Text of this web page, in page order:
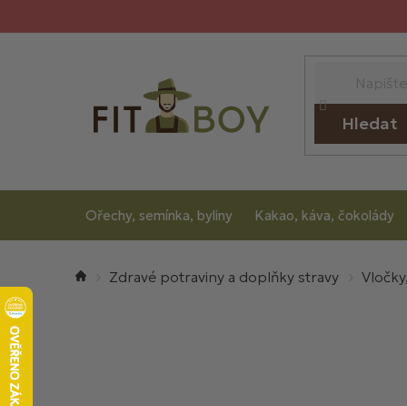
Hledat
Ořechy, semínka, byliny Kakao, káva, čokolády
Domů Zdravé potraviny a doplňky stravy